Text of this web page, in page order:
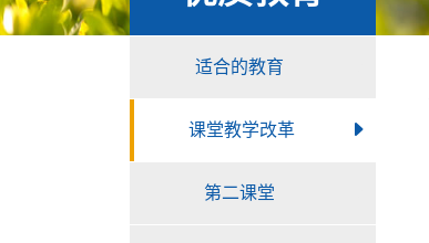
适合的教育
课堂教学改革
第二课堂